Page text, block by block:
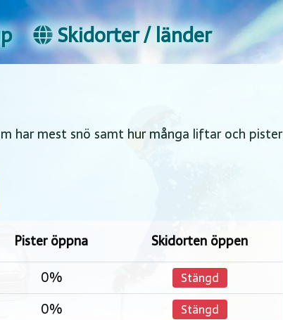
Skidorter / länder
har mest snö samt hur många liftar och pister
Pister öppna
Skidorten öppen
0% Stängd
0% Stängd